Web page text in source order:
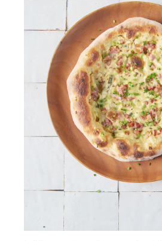
Bildergalerie überspringen